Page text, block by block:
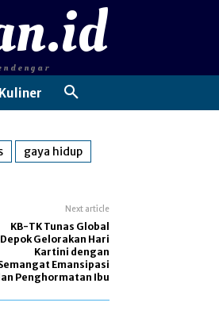
gaya hidup
Next article
KB-TK Tunas Global
Depok Gelorakan Hari
Kartini dengan
Emansipasi
Penghormatan Ibu